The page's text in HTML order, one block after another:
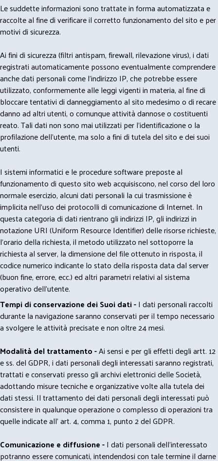
Le suddette informazioni sono trattate in forma automatizzata e
raccolte al fine di verificare il corretto funzionamento del sito e per
motivi di sicurezza.
Ai fini di sicurezza (filtri antispam, firewall, rilevazione virus), i dati
registrati automaticamente possono eventualmente comprendere
anche dati personali come l'indirizzo IP, che potrebbe essere
utilizzato, conformemente alle leggi vigenti in materia, al fine di
bloccare tentativi di danneggiamento al sito medesimo o di recare
danno ad altri utenti, o comunque attività dannose o costituenti
reato. Tali dati non sono mai utilizzati per l'identificazione o la
profilazione dell'utente, ma solo a fini di tutela del sito e dei suoi
utenti.
I sistemi informatici e le procedure software preposte al
funzionamento di questo sito web acquisiscono, nel corso del loro
normale esercizio, alcuni dati personali la cui trasmissione è
implicita nell'uso dei protocolli di comunicazione di Internet. In
questa categoria di dati rientrano gli indirizzi IP, gli indirizzi in
notazione URI (Uniform Resource Identifier) delle risorse richieste,
l'orario della richiesta, il metodo utilizzato nel sottoporre la
richiesta al server, la dimensione del file ottenuto in risposta, il
codice numerico indicante lo stato della risposta data dal server
(buon fine, errore, ecc.) ed altri parametri relativi al sistema
operativo dell'utente.
Tempi di conservazione dei Suoi dati -I dati personali raccolti
durante la navigazione saranno conservati per il tempo necessario
a svolgere le attività precisate e non oltre 24 mesi.
Modalità del trattamento -Ai sensi e per gli effetti degli artt. 12
e ss. del GDPR, i dati personali degli interessati saranno registrati,
trattati e conservati presso gli archivi elettronici delle Società,
adottando misure tecniche e organizzative volte alla tutela dei
dati stessi. Il trattamento dei dati personali degli interessati può
consistere in qualunque operazione o complesso di operazioni tra
quelle indicate all' art. 4, comma 1, punto 2 del GDPR.
Comunicazione e diffusione -I dati personali dell’interessato
potranno essere comunicati, intendendosi con tale termine il darne